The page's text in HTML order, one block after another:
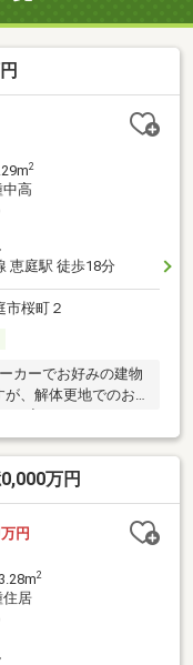
2
高
恵庭駅 徒歩18分
市桜町２
カーでお好みの建物
、解体更地でのお
買い物に便利な立地
方にもオススメ！
牧方面へ行くのに便
万円
万円
2
居